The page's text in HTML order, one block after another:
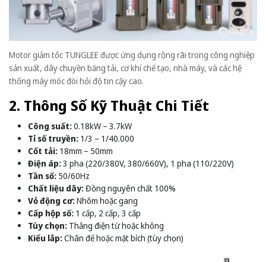
Motor giảm tốc TUNGLEE được ứng dụng rộng rãi trong công nghiệp
sản xuất, dây chuyền băng tải, cơ khí chế tạo, nhà máy, và các hệ
thống máy móc đòi hỏi độ tin cậy cao.
2. Thông Số Kỹ Thuật Chi Tiết
Công suất:0.18kW – 3.7kW
Tỉ số truyền: 1/3 – 1/40.000
Cốt tải: 18mm – 50mm
Điện áp:3 pha (220/380V, 380/660V), 1 pha (110/220V)
Tần số: 50/60Hz
Chất liệu dây:Đồng nguyên chất 100%
Vỏ động cơ:Nhôm hoặc gang
Cấp hộp số: 1 cấp, 2 cấp, 3 cấp
Tùy chọn: Thắng điện từ hoặc không
Kiểu lắp:Chân đế hoặc mặt bích (tùy chọn)